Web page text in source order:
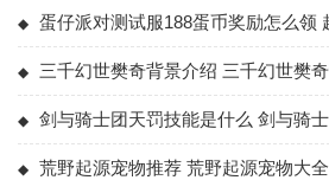
蛋仔派对测试服188蛋币奖励怎么领
三千幻世樊奇背景介绍 三千幻世樊
剑与骑士团天罚技能是什么 剑与骑
荒野起源宠物推荐 荒野起源宠物大全